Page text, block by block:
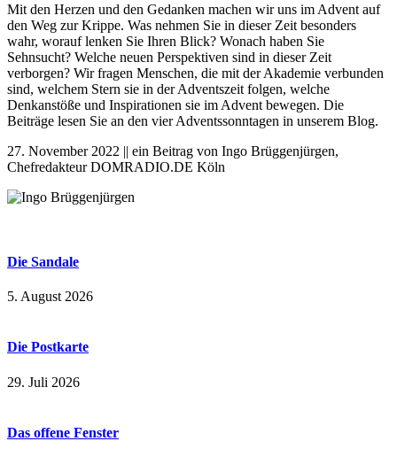
Mit den Herzen und den Gedanken machen wir uns im Advent auf
den Weg zur Krippe. Was nehmen Sie in dieser Zeit besonders
wahr, worauf lenken Sie Ihren Blick? Wonach haben Sie
Sehnsucht? Welche neuen Perspektiven sind in dieser Zeit
verborgen? Wir fragen Menschen, die mit der Akademie verbunden
sind, welchem Stern sie in der Adventszeit folgen, welche
Denkanstöße und Inspirationen sie im Advent bewegen. Die
Beiträge lesen Sie an den vier Adventssonntagen in unserem Blog.
27. November 2022 || ein Beitrag von Ingo Brüggenjürgen,
Chefredakteur DOMRADIO.DE Köln
Die Sandale
5. August 2026
Die Postkarte
29. Juli 2026
Das offene Fenster